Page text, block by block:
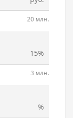
ресторан,
в центре
станет
20 млн.
15%
3 млн.
%